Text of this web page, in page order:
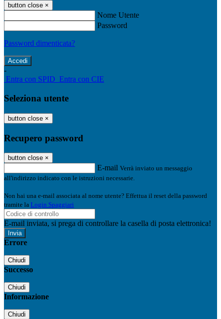
button close ×
Nome Utente
Password
Password dimenticata?
-
Entra con SPID Entra con CIE
Seleziona utente
button close ×
Recupero password
button close ×
E-mail Verrà inviato un messaggio
all'indirizzo indicato con le istruzioni necessarie.
Non hai una e-mail associata al nome utente? Effettua il reset della password
tramite la Login Spaggiari
E-mail inviata, si prega di controllare la casella di posta elettronica!
Errore
Chiudi
Successo
Chiudi
Informazione
Chiudi